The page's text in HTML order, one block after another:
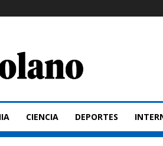
CIENCIA DEPORTES